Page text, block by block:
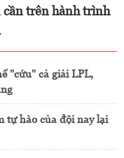
cần trên hành trình
"cứu" cả giải LPL,
tự hào của đội nay lại